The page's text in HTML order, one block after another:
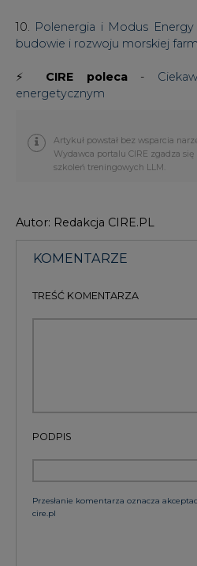
10. Polenergia i Modus Energy
budowie i rozwoju morskiej
⚡ CIRE poleca-
energetycznym
Artykuł powstał bez wsparcia
Wydawca portalu CIRE zgadza
szkoleń treningowych LLM.
Autor: Redakcja CIRE.PL
KOMENTARZE
TREŚĆ KOMENTARZA
PODPIS
Przesłanie komentarza oznacza
cire.pl